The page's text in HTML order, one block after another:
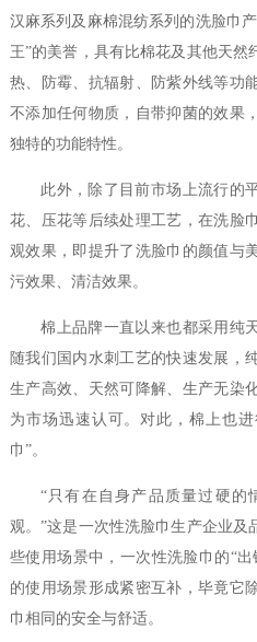
汉麻系列及麻棉混纺系列的洗脸巾
王”的美誉，具有比棉花及其他天
热、防霉、抗辐射、防紫外线等功
不添加任何物质，自带抑菌的效果
独特的功能特性。
此外，除了目前市场上流行的平
花、压花等后续处理工艺，在洗脸
观效果，即提升了洗脸巾的颜值与
污效果、清洁效果。
棉上品牌一直以来也都采用纯
随我们国内水刺工艺的快速发展，
生产高效、天然可降解、生产无染
为市场迅速认可。对此，棉上也
巾”。
“只有在自身产品质量过硬的
观。”这是一次性洗脸巾生产企业及
些使用场景中，一次性洗脸巾的“
的使用场景形成紧密互补，毕竟它
巾相同的安全与舒适。